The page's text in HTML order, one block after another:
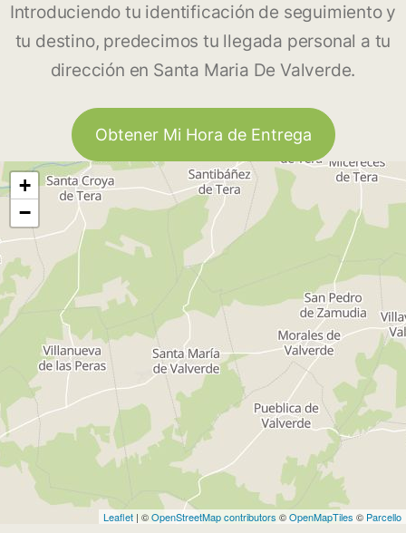
Introduciendo tu identificación de seguimiento y
tu destino, predecimos tu llegada personal a tu
dirección en Santa Maria De Valverde.
Obtener Mi Hora de Entrega
+
−
Leaflet | ©OpenStreetMap contributors ©OpenMapTiles © Parcello